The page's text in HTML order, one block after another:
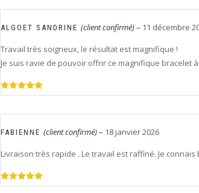
Note5sur
ALGOET SANDRINE (client confirmé)– 11 décembre
Travail très soigneux, le résultat est magnifique !
Je suis ravie de pouvoir offrir ce magnifique bracelet
Note5sur
FABIENNE (client confirmé)– 18 janvier 2026
Livraison très rapide . Le travail est raffiné. Je